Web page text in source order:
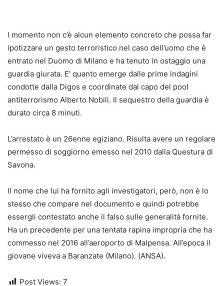
l momento non c’è alcun elemento concreto che possa far
ipotizzare un gesto terroristico nel caso dell’uomo che è
entrato nel Duomo di Milano e ha tenuto in ostaggio una
guardia giurata. E’ quanto emerge dalle prime indagini
condotte dalla Digos e coordinate dal capo del pool
antiterrorismo Alberto Nobili. Il sequestro della guardia è
durato circa 8 minuti.
L’arrestato è un 26enne egiziano. Risulta avere un regolare
permesso di soggiorno emesso nel 2010 dalla Questura di
Savona.
Il nome che lui ha fornito agli investigatori, però, non è lo
stesso che compare nel documento e quindi potrebbe
essergli contestato anche il falso sulle generalità fornite.
Ha un precedente per una tentata rapina impropria che ha
commesso nel 2016 all’aeroporto di Malpensa. All’epoca il
giovane viveva a Baranzate (Milano). (ANSA).
Post Views: 7